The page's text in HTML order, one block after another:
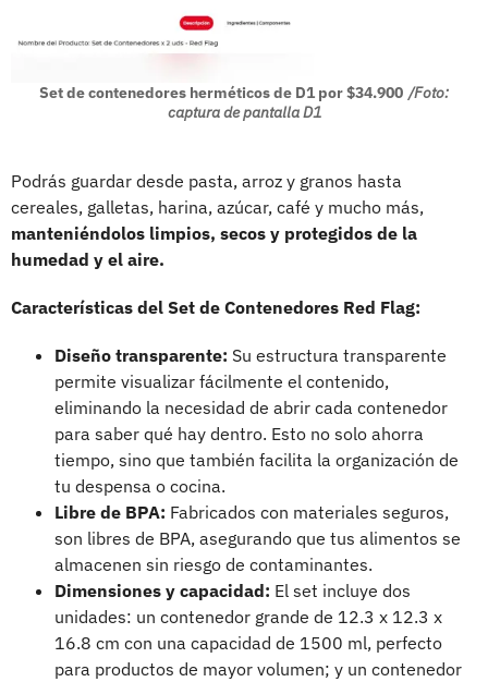
Set de contenedores herméticos de D1 por $34.900 /Foto:
captura de pantalla D1
Podrás guardar desde pasta, arroz y granos hasta
cereales, galletas, harina, azúcar, café y mucho más,
manteniéndolos limpios, secos y protegidos de la
humedad y el aire.
Características del Set de Contenedores Red Flag:
Diseño transparente: Su estructura transparente
permite visualizar fácilmente el contenido,
eliminando la necesidad de abrir cada contenedor
para saber qué hay dentro. Esto no solo ahorra
tiempo, sino que también facilita la organización de
tu despensa o cocina.
Libre de BPA: Fabricados con materiales seguros,
son libres de BPA, asegurando que tus alimentos se
almacenen sin riesgo de contaminantes.
Dimensiones y capacidad: El set incluye dos
unidades: un contenedor grande de 12.3 x 12.3 x
16.8 cm con una capacidad de 1500 ml, perfecto
para productos de mayor volumen; y un contenedor